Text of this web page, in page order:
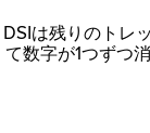
DSIは残りのトレ
て数字が1つずつ